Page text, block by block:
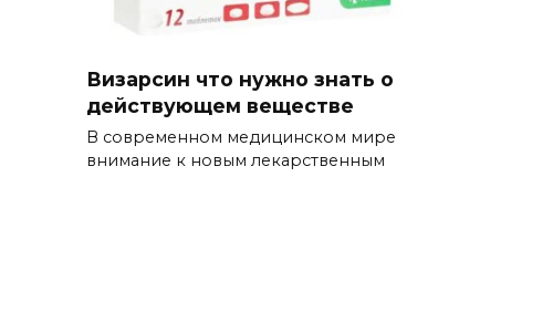
Визарсин что нужно знать о
действующем веществе
В современном медицинском мире
внимание к новым лекарственным